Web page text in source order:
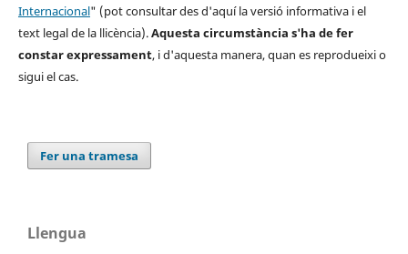
Internacional" (pot consultardes d'aquí la versió informativa i el
text legal de la llicència).Aquesta circumstància s'ha de fer
constar expressament, i d'aquesta manera,quan es reprodueixi o
siguiel cas.
Fer una tramesa
Llengua